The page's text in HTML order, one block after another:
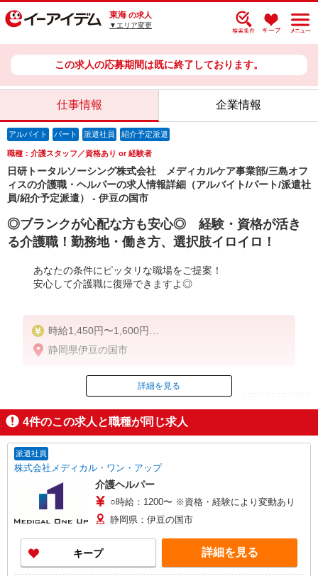
東海 の求人
▼エリア変更
この求人の応募期間は既に終了しております。
仕事情報 企業情報
アルバイト パート 派遣社員 紹介予定派遣
職種：介護スタッフ／資格あり or 経験者
日研トータルソーシング株式会社 メディカルケア事業部/三島オフ
ィスの介護職・ヘルパーの求人情報詳細（アルバイト/パート/派遣社
員/紹介予定派遣） - 伊豆の国市
◎ブランクが心配な方も安心◎ 経験・資格が活き
る介護職！勤務地・働き方、選択肢イロイロ！
あなたの条件にピッタリな職場をご提案！
安心して介護職に復帰できますよ◎
時給1,450円〜1,600円
◆初任者研修：時給1,450円〜
※経験者は3ヶ月以上
※給与幅は経験・能力による
★週払いOK（規定あり）
静岡県伊豆の国市
ID：AE0626556869
掲載期間終了
詳細を見る
4件のこの求人と職種が同じ求人
派遣社員
株式会社メディカル・ワン・アップ
介護ヘルパー
○時給：1200〜 ※資格・経験により変動あり
静岡県：伊豆の国市
キープ 詳細を見る